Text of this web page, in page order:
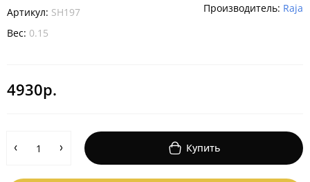
Артикул: SH197
Вес: 0.15
Производитель: Raja
4930р.
Купить